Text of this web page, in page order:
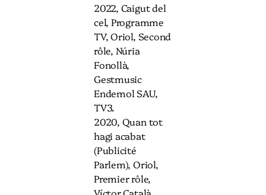
2022, Caigut del
cel, Programme
TV, Oriol, Second
rôle, Núria
Fonollà,
Gestmusic
Endemol SAU,
TV3.
2020, Quan tot
hagi acabat
(Publicité
Parlem), Oriol,
Premier rôle,